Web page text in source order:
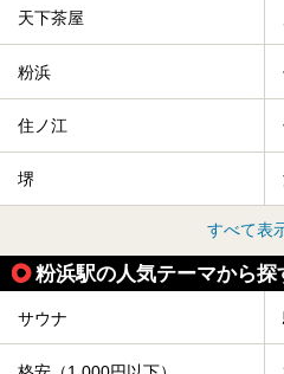
天下茶屋
粉浜
住ノ江
堺
すべて表
粉浜駅の人気テーマから探
サウナ